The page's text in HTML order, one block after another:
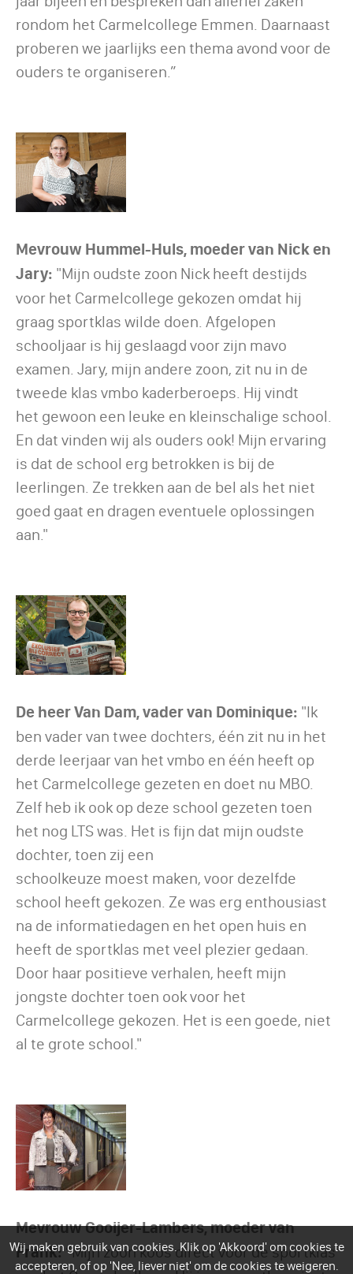
Wij maken gebruik van cookies. Klik op 'Akkoord' om cookies te
accepteren, of op 'Nee, liever niet' om de cookies te weigeren.
rondom het Carmelcollege Emmen. Daarnaast
proberen we jaarlijks een thema avond voor de
ouders te organiseren.”
Mevrouw Hummel-Huls, moeder van Nick en
Jary: "Mijn oudste zoon Nick heeft destijds
voor het Carmelcollege gekozen omdat hij
graag sportklas wilde doen. Afgelopen
schooljaar is hij geslaagd voor zijn mavo
examen. Jary, mijn andere zoon, zit nu in de
tweede klas vmbo kaderberoeps. Hij vindt
het gewoon een leuke en kleinschalige school.
En dat vinden wij als ouders ook! Mijn ervaring
is dat de school erg betrokken is bij de
leerlingen. Ze trekken aan de bel als het niet
goed gaat en dragen eventuele oplossingen
aan."
De heer Van Dam, vader van Dominique: "Ik
ben vader van twee dochters, één zit nu in het
derde leerjaar van het vmbo en één heeft op
het Carmelcollege gezeten en doet nu MBO.
Zelf heb ik ook op deze school gezeten toen
het nog LTS was. Het is fijn dat mijn oudste
dochter, toen zij een
schoolkeuze moest maken, voor dezelfde
school heeft gekozen. Ze was erg enthousiast
na de informatiedagen en het open huis en
heeft de sportklas met veel plezier gedaan.
Door haar positieve verhalen, heeft mijn
jongste dochter toen ook voor het
Carmelcollege gekozen. Het is een goede, niet
al te grote school."
Mevrouw Gooijer-Lambers, moeder van
Frank:“Mijn zoon koos direct voor de sportklas